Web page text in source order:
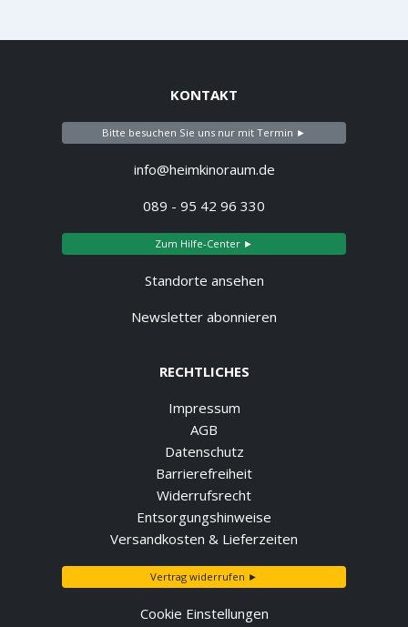
KONTAKT
Bitte besuchen Sie uns nur mit Termin ►
info@heimkinoraum.de
089 - 95 42 96 330
Zum Hilfe-Center ►
Standorte ansehen
Newsletter abonnieren
RECHTLICHES
Impressum
AGB
Datenschutz
Barrierefreiheit
Widerrufsrecht
Entsorgungshinweise
Versandkosten & Lieferzeiten
Vertrag widerrufen ►
Cookie Einstellungen